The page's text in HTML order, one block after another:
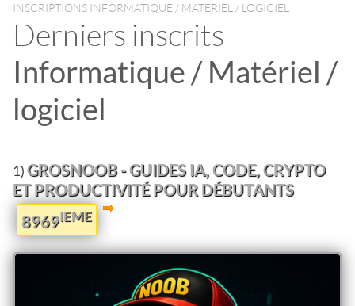
INSCRIPTIONS INFORMATIQUE / MATÉRIEL / LOGICIEL
Derniers inscrits
Informatique / Matériel /
logiciel
1)GROSNOOB - GUIDES IA, CODE, CRYPTO
ET PRODUCTIVITÉ POUR DÉBUTANTS
8969IEME